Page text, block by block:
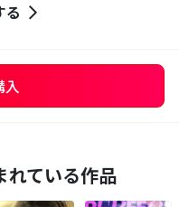
る
入
れている作品